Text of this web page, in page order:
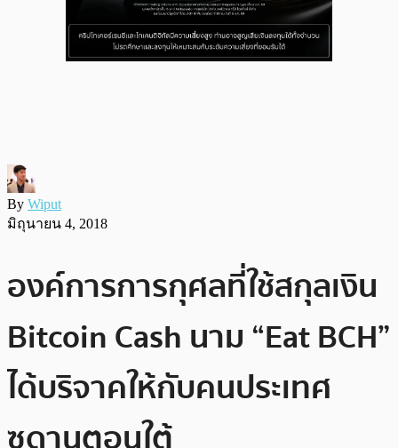
By Wiput
มิถุนายน 4, 2018
องค์การการกุศลที่ใช้สกุลเงิน
Bitcoin Cash นาม “Eat BCH”
ได้บริจาคให้กับคนประเทศ